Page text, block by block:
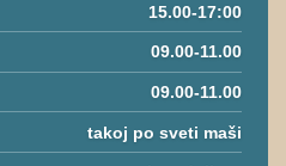
15.00-17:00
09.00-11.00
09.00-11.00
takoj po sveti maši